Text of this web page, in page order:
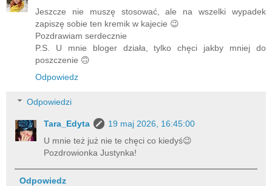
Jeszcze nie muszę stosować, ale na wszelki wypadek
zapiszę sobie ten kremik w kajecie 😉
Pozdrawiam serdecznie
P.S. U mnie bloger działa, tylko chęci jakby mniej do
poszczenie 🙃
Odpowiedz
Odpowiedzi
Tara_Edyta
19 maj 2026, 16:45:00
U mnie też już nie te chęci co kiedyś😉
Pozdrowionka Justynka!
Odpowiedz